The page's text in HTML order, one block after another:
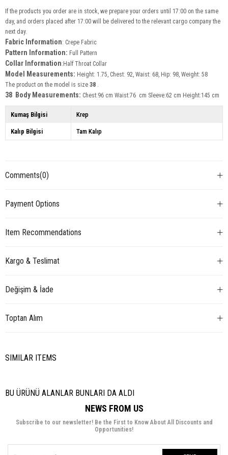
If the products you order are in stock, we prepare your orders until 17:00 on the same
day, and orders placed after 17:00 will be delivered to the relevant cargo company the
next day.
Fabric Information: Crepe Fabric
Pattern Information: Full Pattern
Collar Information:Half Throat Collar
Model Measurements: Height: 1.75, Chest: 92, Waist: 68, Hip: 98, Weight: 58
The product on the model is size 38 .
38 Body Measurements: Chest:96 cm Waist:76 cm Sleeve:62 cm Height:145 cm
Kumaş Bilgisi Krep
Kalıp Bilgisi Tam Kalıp
Comments(0)
Payment Options
Item Recommendations
Kargo & Teslimat
Değişim & İade
Toptan Alım
SIMILAR ITEMS
BU ÜRÜNÜ ALANLAR BUNLARI DA ALDI
NEWS FROM US
Subscribe to our newsletter! Be the First to Know About All Discounts and
Opportunities!